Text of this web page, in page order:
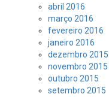
abril 2016
março 2016
fevereiro 2016
janeiro 2016
dezembro 2015
novembro 2015
outubro 2015
setembro 2015